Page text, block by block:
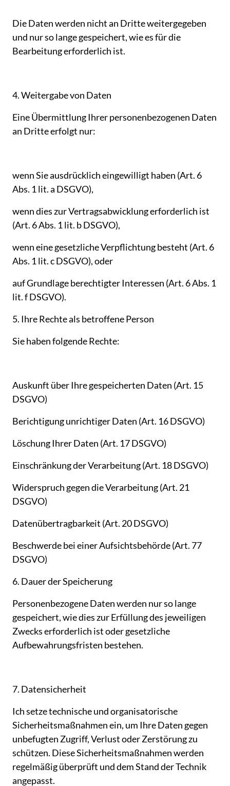
Die Daten werden nicht an Dritte
und nur so lange gespeichert, wie es für
Bearbeitung erforderlich ist.
4. Weitergabe von Daten
Eine Übermittlung Ihrer personenbezogenen
an Dritte erfolgt nur:
wenn Sie ausdrücklich eingewilligt haben (Art.
Abs. 1 lit. a DSGVO),
wenn dies zur Vertragsabwicklung erforderlich
(Art. 6 Abs. 1 lit. b DSGVO),
wenn eine gesetzliche Verpflichtung besteht (Art.
Abs. 1 lit. c DSGVO), oder
auf Grundlage berechtigter Interessen (Art. 6 Abs.
lit. f DSGVO).
5. Ihre Rechte als betroffene Person
Sie haben folgende Rechte:
Auskunft über Ihre gespeicherten Daten (Art.
DSGVO)
Berichtigung unrichtiger Daten (Art. 16 DSGVO)
Löschung Ihrer Daten (Art. 17 DSGVO)
Einschränkung der Verarbeitung (Art. 18 DSGVO)
Widerspruch gegen die Verarbeitung (Art.
DSGVO)
Datenübertragbarkeit (Art. 20 DSGVO)
Beschwerde bei einer Aufsichtsbehörde (Art.
DSGVO)
6. Dauer der Speicherung
Personenbezogene Daten werden nur so
gespeichert, wie dies zur Erfüllung des
Zwecks erforderlich ist oder
Aufbewahrungsfristen bestehen.
7. Datensicherheit
Ich setze technische und
Sicherheitsmaßnahmen ein, um Ihre Daten
unbefugten Zugriff, Verlust oder Zerstörung
schützen. Diese Sicherheitsmaßnahmen
regelmäßig überprüft und dem Stand der
angepasst.